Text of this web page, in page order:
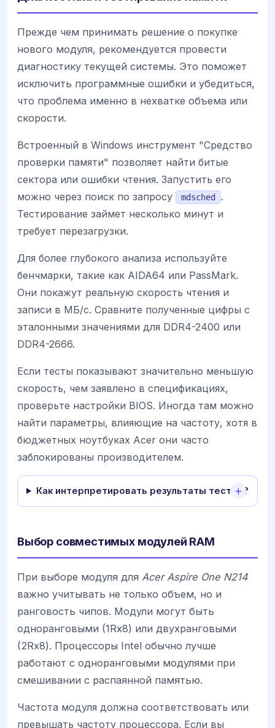
Прежде чем принимать решение о покупке
нового модуля, рекомендуется провести
диагностику текущей системы. Это поможет
исключить программные ошибки и убедиться,
что проблема именно в нехватке объема или
скорости.
Встроенный в Windows инструмент "Средство
проверки памяти" позволяет найти битые
сектора или ошибки чтения. Запустить его
можно через поиск по запросу
mdsched
.
Тестирование займет несколько минут и
требует перезагрузки.
Для более глубокого анализа используйте
бенчмарки, такие как AIDA64 или PassMark.
Они покажут реальную скорость чтения и
записи в МБ/с. Сравните полученные цифры с
эталонными значениями для DDR4-2400 или
DDR4-2666.
Если тесты показывают значительно меньшую
скорость, чем заявлено в спецификациях,
проверьте настройки BIOS. Иногда там можно
найти параметры, влияющие на частоту, хотя в
бюджетных ноутбуках Acer они часто
заблокированы производителем.
Как интерпретировать результаты тестов?
Выбор совместимых модулей RAM
При выборе модуля для Acer Aspire One N214
важно учитывать не только объем, но и
ранговость чипов. Модули могут быть
одноранговыми (1Rx8) или двухранговыми
(2Rx8). Процессоры Intel обычно лучше
работают с одноранговыми модулями при
смешивании с распаянной памятью.
Частота модуля должна соответствовать или
превышать частоту процессора. Если вы